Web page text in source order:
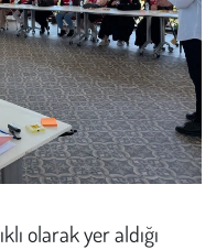
olarak yer aldığı